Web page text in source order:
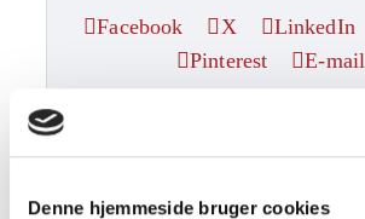
Denne hjemmeside bruger cookies
Facebook X LinkedIn
Pinterest
E-mail
Beslægtede indlæg